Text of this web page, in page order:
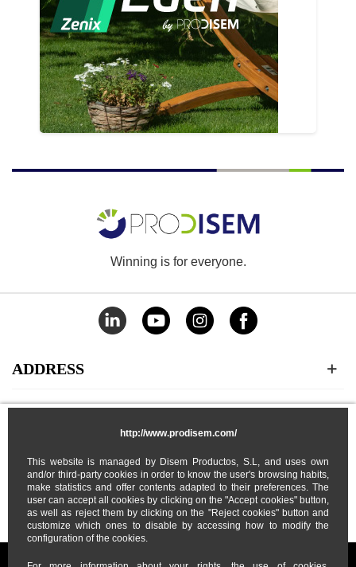
http://www.prodisem.com/
This website is managed by Disem Productos, S.L, and uses own
and/or third-party cookies in order to know the user's browsing habits,
make statistics and offer contents adapted to their preferences. The
user can accept all cookies by clicking on the "Accept cookies" button,
as well as reject them by clicking on the "Reject cookies" button and
customize which ones to disable by accessing how to modify the
configuration of the cookies.
Winning is for everyone.
ADDRESS
MY ACCOUNT
ABOUT US